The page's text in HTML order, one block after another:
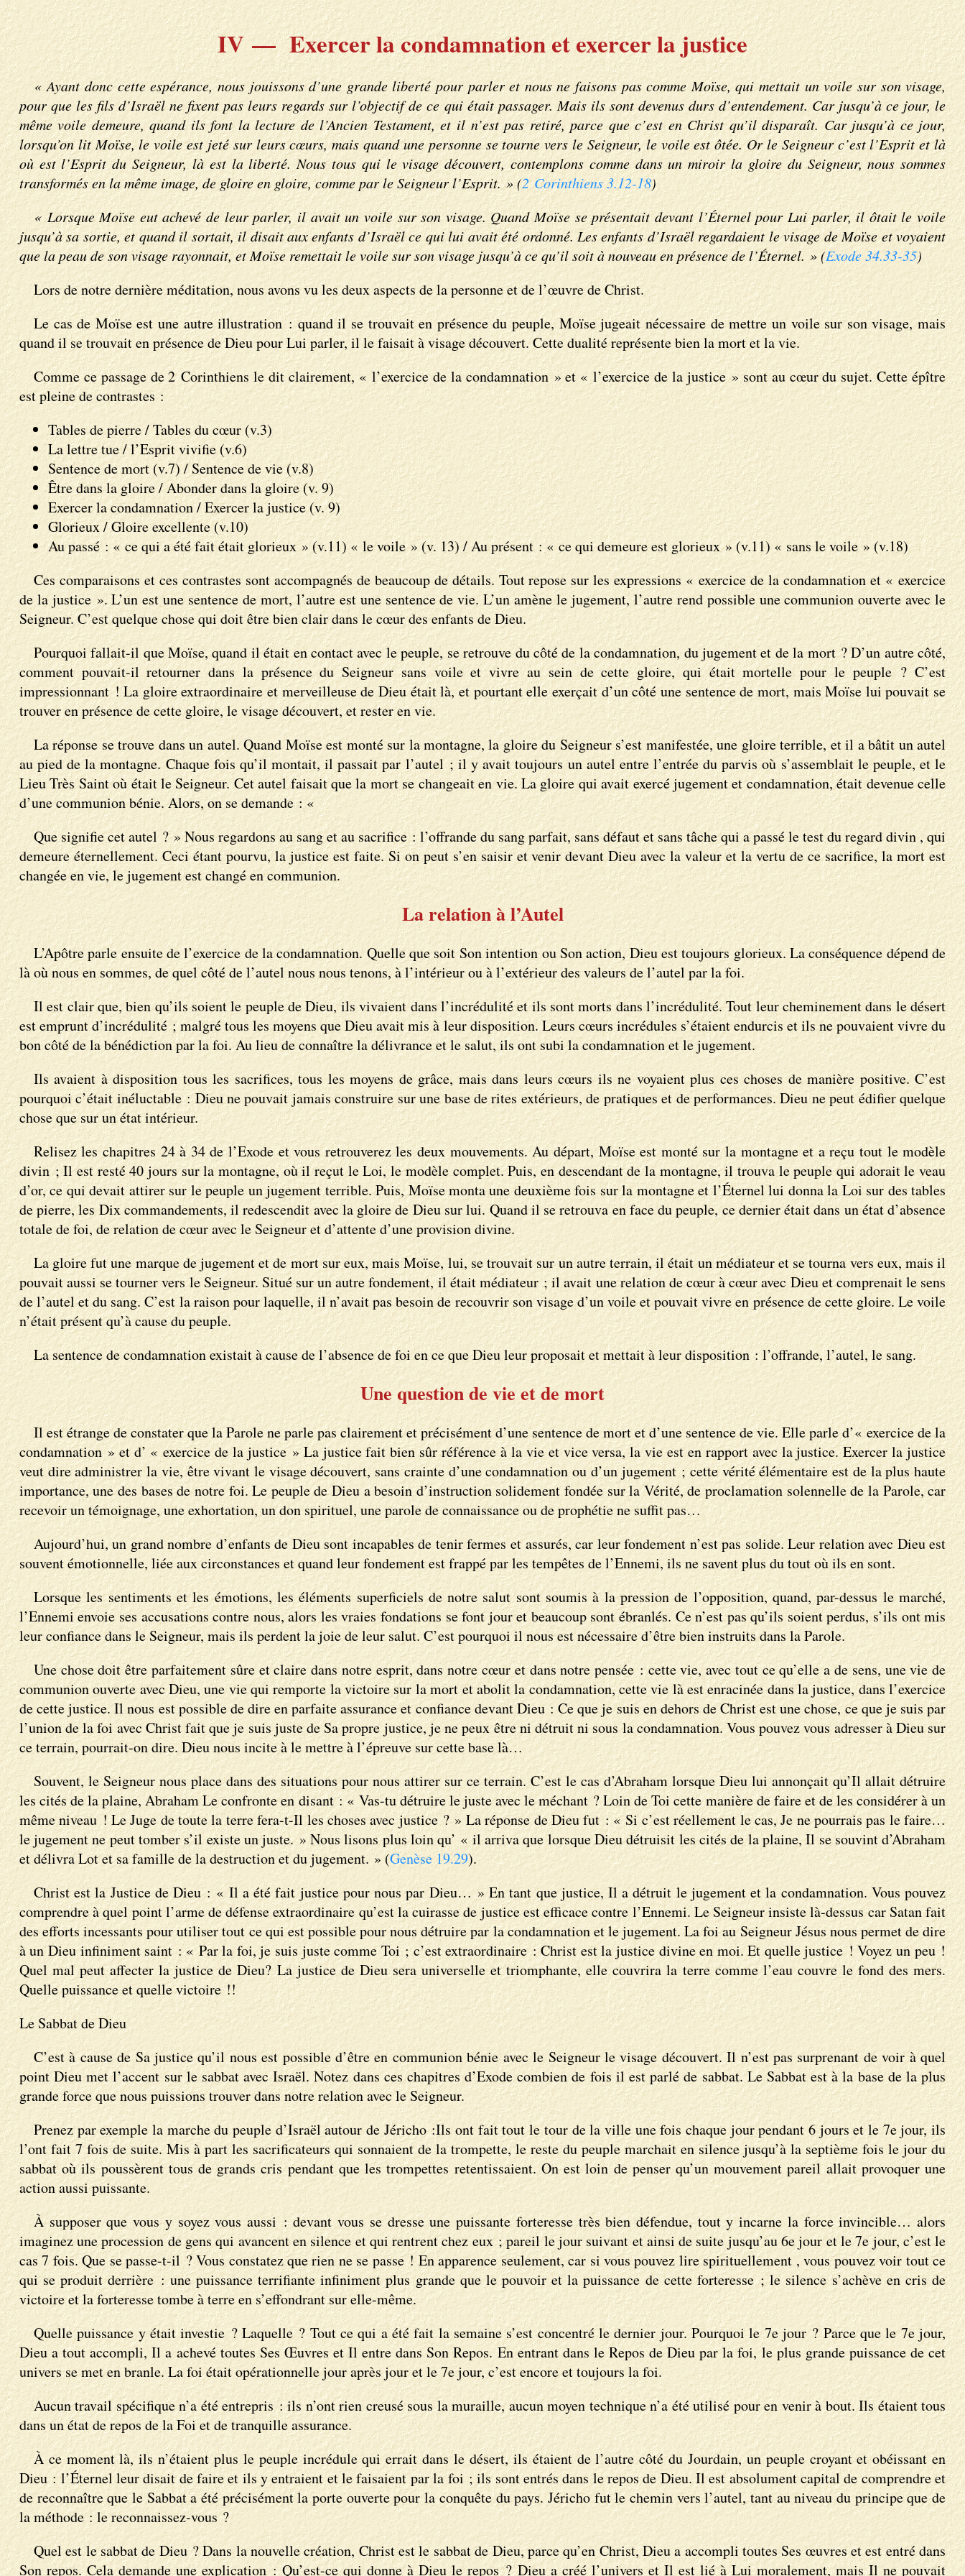
IV — Exercer la condamnation et exercer la justice
« Ayant donc cette espérance, nous jouissons d’une grande liberté pour parler et nous ne faisons pas comme Moïse, qui mettait un voile sur son visage,
pour que les fils d’Israël ne fixent pas leurs regards sur l’objectif de ce qui était passager. Mais ils sont devenus durs d’entendement. Car jusqu’à ce jour, le
même voile demeure, quand ils font la lecture de l’Ancien Testament, et il n’est pas retiré, parce que c’est en Christ qu’il disparaît. Car jusqu’à ce jour,
lorsqu’on lit Moïse, le voile est jeté sur leurs cœurs, mais quand une personne se tourne vers le Seigneur, le voile est ôtée. Or le Seigneur c’est l’Esprit et là
où est l’Esprit du Seigneur, là est la liberté. Nous tous qui le visage découvert, contemplons comme dans un miroir la gloire du Seigneur, nous sommes
transformés en la même image, de gloire en gloire, comme par le Seigneur l’Esprit. » (2 Corinthiens 3.12-18)
« Lorsque Moïse eut achevé de leur parler, il avait un voile sur son visage. Quand Moïse se présentait devant l’Éternel pour Lui parler, il ôtait le voile
jusqu’à sa sortie, et quand il sortait, il disait aux enfants d’Israël ce qui lui avait été ordonné. Les enfants d’Israël regardaient le visage de Moïse et voyaient
que la peau de son visage rayonnait, et Moïse remettait le voile sur son visage jusqu’à ce qu’il soit à nouveau en présence de l’Éternel. » (Exode 34.33-35)
Lors de notre dernière méditation, nous avons vu les deux aspects de la personne et de l’œuvre de Christ.
Le cas de Moïse est une autre illustration : quand il se trouvait en présence du peuple, Moïse jugeait nécessaire de mettre un voile sur son visage, mais
quand il se trouvait en présence de Dieu pour Lui parler, il le faisait à visage découvert. Cette dualité représente bien la mort et la vie.
Comme ce passage de 2 Corinthiens le dit clairement, « l’exercice de la condamnation » et « l’exercice de la justice » sont au cœur du sujet. Cette épître
est pleine de contrastes :
Tables de pierre / Tables du cœur (v.3)
La lettre tue / l’Esprit vivifie (v.6)
Sentence de mort (v.7) / Sentence de vie (v.8)
Être dans la gloire / Abonder dans la gloire (v. 9)
Exercer la condamnation / Exercer la justice (v. 9)
Glorieux / Gloire excellente (v.10)
Au passé : « ce qui a été fait était glorieux » (v.11) « le voile » (v. 13) / Au présent : « ce qui demeure est glorieux » (v.11) « sans le voile » (v.18)
Ces comparaisons et ces contrastes sont accompagnés de beaucoup de détails. Tout repose sur les expressions « exercice de la condamnation et « exercice
de la justice ». L’un est une sentence de mort, l’autre est une sentence de vie. L’un amène le jugement, l’autre rend possible une communion ouverte avec le
Seigneur. C’est quelque chose qui doit être bien clair dans le cœur des enfants de Dieu.
Pourquoi fallait-il que Moïse, quand il était en contact avec le peuple, se retrouve du côté de la condamnation, du jugement et de la mort ? D’un autre côté,
comment pouvait-il retourner dans la présence du Seigneur sans voile et vivre au sein de cette gloire, qui était mortelle pour le peuple ? C’est
impressionnant ! La gloire extraordinaire et merveilleuse de Dieu était là, et pourtant elle exerçait d’un côté une sentence de mort, mais Moïse lui pouvait se
trouver en présence de cette gloire, le visage découvert, et rester en vie.
La réponse se trouve dans un autel. Quand Moïse est monté sur la montagne, la gloire du Seigneur s’est manifestée, une gloire terrible, et il a bâtit un autel
au pied de la montagne. Chaque fois qu’il montait, il passait par l’autel ; il y avait toujours un autel entre l’entrée du parvis où s’assemblait le peuple, et le
Lieu Très Saint où était le Seigneur. Cet autel faisait que la mort se changeait en vie. La gloire qui avait exercé jugement et condamnation, était devenue celle
d’une communion bénie. Alors, on se demande : «
Que signifie cet autel ? » Nous regardons au sang et au sacrifice : l’offrande du sang parfait, sans défaut et sans tâche qui a passé le test du regard divin , qui
demeure éternellement. Ceci étant pourvu, la justice est faite. Si on peut s’en saisir et venir devant Dieu avec la valeur et la vertu de ce sacrifice, la mort est
changée en vie, le jugement est changé en communion.
La relation à l’Autel
L’Apôtre parle ensuite de l’exercice de la condamnation. Quelle que soit Son intention ou Son action, Dieu est toujours glorieux. La conséquence dépend de
là où nous en sommes, de quel côté de l’autel nous nous tenons, à l’intérieur ou à l’extérieur des valeurs de l’autel par la foi.
Il est clair que, bien qu’ils soient le peuple de Dieu, ils vivaient dans l’incrédulité et ils sont morts dans l’incrédulité. Tout leur cheminement dans le désert
est emprunt d’incrédulité ; malgré tous les moyens que Dieu avait mis à leur disposition. Leurs cœurs incrédules s’étaient endurcis et ils ne pouvaient vivre du
bon côté de la bénédiction par la foi. Au lieu de connaître la délivrance et le salut, ils ont subi la condamnation et le jugement.
Ils avaient à disposition tous les sacrifices, tous les moyens de grâce, mais dans leurs cœurs ils ne voyaient plus ces choses de manière positive. C’est
pourquoi c’était inéluctable : Dieu ne pouvait jamais construire sur une base de rites extérieurs, de pratiques et de performances. Dieu ne peut édifier quelque
chose que sur un état intérieur.
Relisez les chapitres 24 à 34 de l’Exode et vous retrouverez les deux mouvements. Au départ, Moïse est monté sur la montagne et a reçu tout le modèle
divin ; Il est resté 40 jours sur la montagne, où il reçut le Loi, le modèle complet. Puis, en descendant de la montagne, il trouva le peuple qui adorait le veau
d’or, ce qui devait attirer sur le peuple un jugement terrible. Puis, Moïse monta une deuxième fois sur la montagne et l’Éternel lui donna la Loi sur des tables
de pierre, les Dix commandements, il redescendit avec la gloire de Dieu sur lui. Quand il se retrouva en face du peuple, ce dernier était dans un état d’absence
totale de foi, de relation de cœur avec le Seigneur et d’attente d’une provision divine.
La gloire fut une marque de jugement et de mort sur eux, mais Moïse, lui, se trouvait sur un autre terrain, il était un médiateur et se tourna vers eux, mais il
pouvait aussi se tourner vers le Seigneur. Situé sur un autre fondement, il était médiateur ; il avait une relation de cœur à cœur avec Dieu et comprenait le sens
de l’autel et du sang. C’est la raison pour laquelle, il n’avait pas besoin de recouvrir son visage d’un voile et pouvait vivre en présence de cette gloire. Le voile
n’était présent qu’à cause du peuple.
La sentence de condamnation existait à cause de l’absence de foi en ce que Dieu leur proposait et mettait à leur disposition : l’offrande, l’autel, le sang.
Une question de vie et de mort
Il est étrange de constater que la Parole ne parle pas clairement et précisément d’une sentence de mort et d’une sentence de vie. Elle parle d’« exercice de la
condamnation » et d’ « exercice de la justice » La justice fait bien sûr référence à la vie et vice versa, la vie est en rapport avec la justice. Exercer la justice
veut dire administrer la vie, être vivant le visage découvert, sans crainte d’une condamnation ou d’un jugement ; cette vérité élémentaire est de la plus haute
importance, une des bases de notre foi. Le peuple de Dieu a besoin d’instruction solidement fondée sur la Vérité, de proclamation solennelle de la Parole, car
recevoir un témoignage, une exhortation, un don spirituel, une parole de connaissance ou de prophétie ne suffit pas…
Aujourd’hui, un grand nombre d’enfants de Dieu sont incapables de tenir fermes et assurés, car leur fondement n’est pas solide. Leur relation avec Dieu est
souvent émotionnelle, liée aux circonstances et quand leur fondement est frappé par les tempêtes de l’Ennemi, ils ne savent plus du tout où ils en sont.
Lorsque les sentiments et les émotions, les éléments superficiels de notre salut sont soumis à la pression de l’opposition, quand, par-dessus le marché,
l’Ennemi envoie ses accusations contre nous, alors les vraies fondations se font jour et beaucoup sont ébranlés. Ce n’est pas qu’ils soient perdus, s’ils ont mis
leur confiance dans le Seigneur, mais ils perdent la joie de leur salut. C’est pourquoi il nous est nécessaire d’être bien instruits dans la Parole.
Une chose doit être parfaitement sûre et claire dans notre esprit, dans notre cœur et dans notre pensée : cette vie, avec tout ce qu’elle a de sens, une vie de
communion ouverte avec Dieu, une vie qui remporte la victoire sur la mort et abolit la condamnation, cette vie là est enracinée dans la justice, dans l’exercice
de cette justice. Il nous est possible de dire en parfaite assurance et confiance devant Dieu : Ce que je suis en dehors de Christ est une chose, ce que je suis par
l’union de la foi avec Christ fait que je suis juste de Sa propre justice, je ne peux être ni détruit ni sous la condamnation. Vous pouvez vous adresser à Dieu sur
ce terrain, pourrait-on dire. Dieu nous incite à le mettre à l’épreuve sur cette base là…
Souvent, le Seigneur nous place dans des situations pour nous attirer sur ce terrain. C’est le cas d’Abraham lorsque Dieu lui annonçait qu’Il allait détruire
les cités de la plaine, Abraham Le confronte en disant : « Vas-tu détruire le juste avec le méchant ? Loin de Toi cette manière de faire et de les considérer à un
même niveau ! Le Juge de toute la terre fera-t-Il les choses avec justice ? » La réponse de Dieu fut : « Si c’est réellement le cas, Je ne pourrais pas le faire…
le jugement ne peut tomber s’il existe un juste. » Nous lisons plus loin qu’ « il arriva que lorsque Dieu détruisit les cités de la plaine, Il se souvint d’Abraham
et délivra Lot et sa famille de la destruction et du jugement. » (Genèse 19.29).
Christ est la Justice de Dieu : « Il a été fait justice pour nous par Dieu… » En tant que justice, Il a détruit le jugement et la condamnation. Vous pouvez
comprendre à quel point l’arme de défense extraordinaire qu’est la cuirasse de justice est efficace contre l’Ennemi. Le Seigneur insiste là-dessus car Satan fait
des efforts incessants pour utiliser tout ce qui est possible pour nous détruire par la condamnation et le jugement. La foi au Seigneur Jésus nous permet de dire
à un Dieu infiniment saint : « Par la foi, je suis juste comme Toi ; c’est extraordinaire : Christ est la justice divine en moi. Et quelle justice ! Voyez un peu !
Quel mal peut affecter la justice de Dieu? La justice de Dieu sera universelle et triomphante, elle couvrira la terre comme l’eau couvre le fond des mers.
Quelle puissance et quelle victoire !!
Le Sabbat de Dieu
C’est à cause de Sa justice qu’il nous est possible d’être en communion bénie avec le Seigneur le visage découvert. Il n’est pas surprenant de voir à quel
point Dieu met l’accent sur le sabbat avec Israël. Notez dans ces chapitres d’Exode combien de fois il est parlé de sabbat. Le Sabbat est à la base de la plus
grande force que nous puissions trouver dans notre relation avec le Seigneur.
Prenez par exemple la marche du peuple d’Israël autour de Jéricho :Ils ont fait tout le tour de la ville une fois chaque jour pendant 6 jours et le 7e jour, ils
l’ont fait 7 fois de suite. Mis à part les sacrificateurs qui sonnaient de la trompette, le reste du peuple marchait en silence jusqu’à la septième fois le jour du
sabbat où ils poussèrent tous de grands cris pendant que les trompettes retentissaient. On est loin de penser qu’un mouvement pareil allait provoquer une
action aussi puissante.
À supposer que vous y soyez vous aussi : devant vous se dresse une puissante forteresse très bien défendue, tout y incarne la force invincible… alors
imaginez une procession de gens qui avancent en silence et qui rentrent chez eux ; pareil le jour suivant et ainsi de suite jusqu’au 6e jour et le 7e jour, c’est le
cas 7 fois. Que se passe-t-il ? Vous constatez que rien ne se passe ! En apparence seulement, car si vous pouvez lire spirituellement , vous pouvez voir tout ce
qui se produit derrière : une puissance terrifiante infiniment plus grande que le pouvoir et la puissance de cette forteresse ; le silence s’achève en cris de
victoire et la forteresse tombe à terre en s’effondrant sur elle-même.
Quelle puissance y était investie ? Laquelle ? Tout ce qui a été fait la semaine s’est concentré le dernier jour. Pourquoi le 7e jour ? Parce que le 7e jour,
Dieu a tout accompli, Il a achevé toutes Ses Œuvres et Il entre dans Son Repos. En entrant dans le Repos de Dieu par la foi, le plus grande puissance de cet
univers se met en branle. La foi était opérationnelle jour après jour et le 7e jour, c’est encore et toujours la foi.
Aucun travail spécifique n’a été entrepris : ils n’ont rien creusé sous la muraille, aucun moyen technique n’a été utilisé pour en venir à bout. Ils étaient tous
dans un état de repos de la Foi et de tranquille assurance.
À ce moment là, ils n’étaient plus le peuple incrédule qui errait dans le désert, ils étaient de l’autre côté du Jourdain, un peuple croyant et obéissant en
Dieu : l’Éternel leur disait de faire et ils y entraient et le faisaient par la foi ; ils sont entrés dans le repos de Dieu. Il est absolument capital de comprendre et
de reconnaître que le Sabbat a été précisément la porte ouverte pour la conquête du pays. Jéricho fut le chemin vers l’autel, tant au niveau du principe que de
la méthode : le reconnaissez-vous ?
Quel est le sabbat de Dieu ? Dans la nouvelle création, Christ est le sabbat de Dieu, parce qu’en Christ, Dieu a accompli toutes Ses œuvres et est entré dans
Son repos. Cela demande une explication : Qu’est-ce qui donne à Dieu le repos ? Dieu a créé l’univers et Il est lié à Lui moralement, mais Il ne pouvait